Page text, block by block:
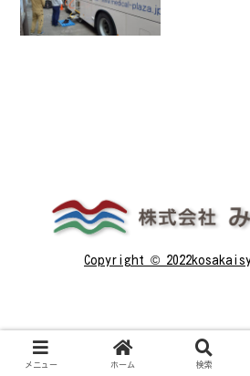
Copyright ©
メニュー ホーム 検索